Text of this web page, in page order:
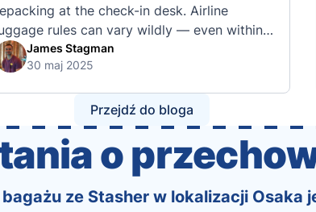
at the check-in desk. Airline
rules can vary wildly — even within
same country or alliance. That’s why
created a detailed set of guides to help
policies of over 30 international …
James Stagman
30 maj 2025
Przejdź do bloga
o
ze Stasher w lokalizacji Osaka